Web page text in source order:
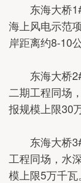
东海大桥1#
海上风电示范
岸距离约8-10
东海大桥2#
二期工程同场
报规模上限30
东海大桥3#
工程同场，水
模上限5万千瓦。